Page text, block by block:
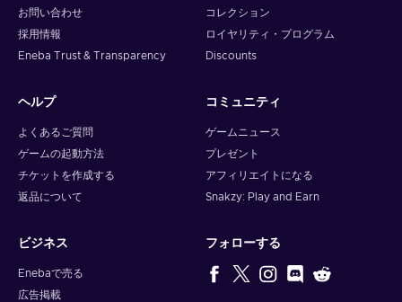
you should give it up to 30 minutes for your cryptocurrency
to arrive in your wallet. After that, you can use your new
お問い合わせ
採用情報
Eneba Trust & Transparency
コレクション
ロイヤリティ・プログラム
Discounts
ヘルプ
よくあるご質問
ゲームの起動方法
チケットを作成する
返品について
コミュニティ
ゲームニュース
プレゼント
アフィリエイトになる
Snakzy: Play and Earn
ビジネス
Enebaで売る
広告掲載
フォローする